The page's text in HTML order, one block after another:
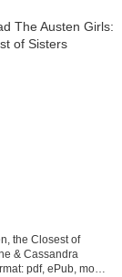
the Closest of
& Cassandra
pdf, ePub, mobi,